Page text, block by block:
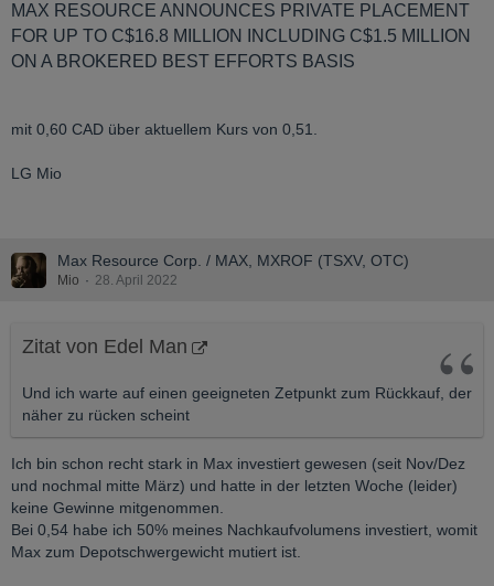
MAX RESOURCE ANNOUNCES PRIVATE PLACEMENT
FOR UP TO C$16.8 MILLION INCLUDING C$1.5 MILLION
ON A BROKERED BEST EFFORTS BASIS
mit 0,60 CAD über aktuellem Kurs von 0,51.
LG Mio
Max Resource Corp. / MAX, MXROF (TSXV, OTC)
Mio 28. April 2022
Zitat von Edel Man
Und ich warte auf einen geeigneten Zetpunkt zum Rückkauf, der
näher zu rücken scheint
Ich bin schon recht stark in Max investiert gewesen (seit Nov/Dez
und nochmal mitte März) und hatte in der letzten Woche (leider)
keine Gewinne mitgenommen.
Bei 0,54 habe ich 50% meines Nachkaufvolumens investiert, womit
Max zum Depotschwergewicht mutiert ist.